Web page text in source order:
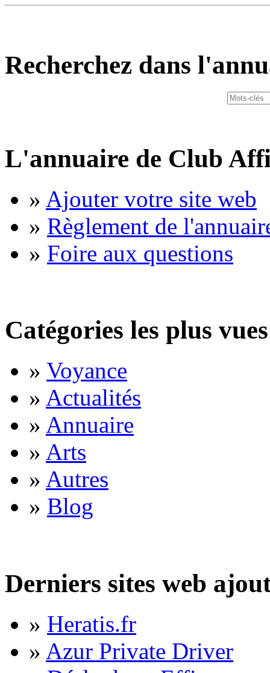
Recherchez dans
L'annuaire de Club
» Ajouter votre site web
» Règlement de
» Foire aux questions
Catégories les plus vues
» Voyance
» Actualités
» Annuaire
» Arts
» Autres
» Blog
Derniers sites web
» Heratis.fr
» Azur Private Driver